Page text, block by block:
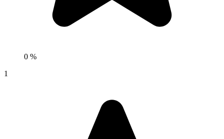
0 %
1